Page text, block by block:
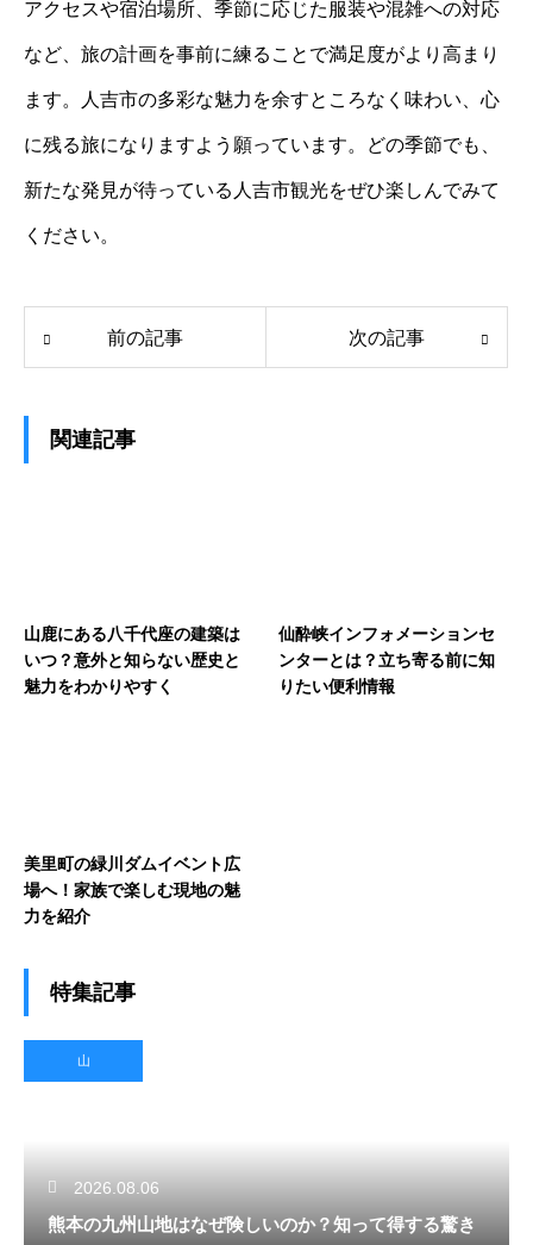
アクセスや宿泊場所、季節に応じた服装や混雑への対応
など、旅の計画を事前に練ることで満足度がより高まり
ます。人吉市の多彩な魅力を余すところなく味わい、心
に残る旅になりますよう願っています。どの季節でも、
新たな発見が待っている人吉市観光をぜひ楽しんでみて
ください。
前の記事 次の記事
関連記事
山鹿にある八千代座の建築は
いつ？意外と知らない歴史と
魅力をわかりやすく
仙酔峡インフォメーションセ
ンターとは？立ち寄る前に知
りたい便利情報
美里町の緑川ダムイベント広
場へ！家族で楽しむ現地の魅
力を紹介
特集記事
山
2026.08.06
熊本の九州山地はなぜ険しいのか？知って得する驚き